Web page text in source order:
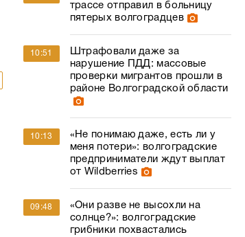
трассе отправил в больницу
пятерых волгоградцев
10:51
Штрафовали даже за
нарушение ПДД: массовые
проверки мигрантов прошли в
районе Волгоградской области
10:13
«Не понимаю даже, есть ли у
меня потери»: волгоградские
предприниматели ждут выплат
от Wildberries
09:48
«Они разве не высохли на
солнце?»: волгоградские
грибники похвастались